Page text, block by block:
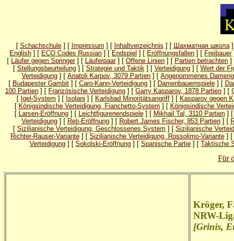
[ Schachschule] [ Impressum ] [ Inhaltverzeichnis ] [ Шахматная школа]
English ] [ ECO Codes Russian ] [ Endspiel ] [ Eröffnungsfallen ] [ Freibauer
[ Läufer gegen Springer] [ Läuferpaar] [ Offene Linien ] [ Partien betrachten ]
[ Stellungsbeurteilung] [ Strategie und Taktik] [ Verteidigung] [ Wert der
Verteidigung ] [ Anatoli Karpov, 3079 Partien ] [ Angenommenes
[ Budapester Gambit] [ Caro-Kann-Verteidigung] [ Damenbauernspiele] [
100 Partien ] [ Französische Verteidigung ] [ Garry Kasparov, 1878 Partien ] [
[ Igel-System ] [ Isolani ] [ Karlsbad Minoritätsangriff ] [ Kasparov gegen
[ Königsindische Verteidigung, Fianchetto-System ] [ Königsindische
[ Larsen-Eröffnung] [ Leichtfigurenendspiele] [ Mikhail Tal, 3110 Partien] [
Verteidigung] [ Reti-Eröffnung] [ Robert James Fischer, 853 Partien] [
[ Sizilianische Verteidigung, Geschlossenes System ] [ Sizilianische
Richter-Rauser-Variante] [ Sizilianische Verteidigung, Rossolimo-Variante] [
Verteidigung ] [ Sokolski-Eröffnung ] [ Spanische Partie ] [ Taktische
Für
Kröger,
NRW-
[Grinis,